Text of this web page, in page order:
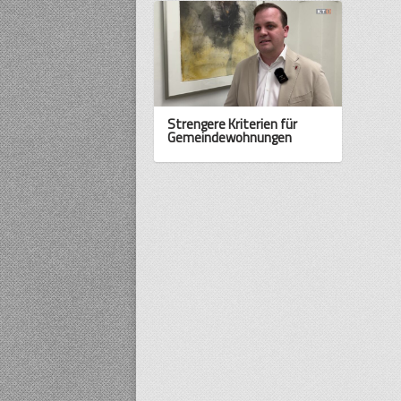
Strengere Kriterien für
Gemeindewohnungen